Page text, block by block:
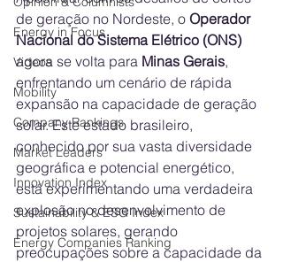
Energy in Focus
Videos
Mobility
Company Rankings
Market Leaders
Innovation Index
Sustainability & ESG Index
Energy Companies Ranking
de geração no Nordeste, o Operador
Nacional do Sistema Elétrico (ONS)
agora se volta para Minas Gerais,
enfrentando um cenário de rápida
expansão na capacidade de geração
solar. Este estado brasileiro,
conhecido por sua vasta diversidade
geográfica e potencial energético,
está experimentando uma verdadeira
explosão no desenvolvimento de
projetos solares, gerando
preocupações sobre a capacidade da